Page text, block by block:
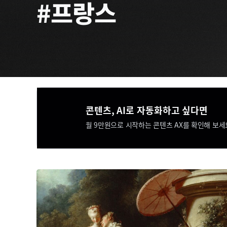
#프랑스
콘텐츠, AI로 자동화하고 싶다면​​
월 9만원으로 시작하는 콘텐츠 AX를 확인해 보